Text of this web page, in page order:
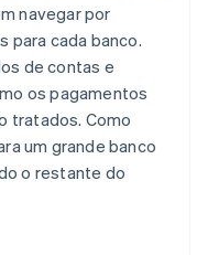
navegar por
cada banco.
de contas e
os pagamentos
tratados. Como
um grande banco
o restante do